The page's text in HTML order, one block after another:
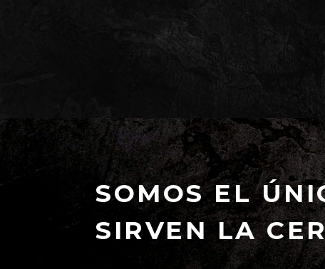
SOMOS EL
SIRVEN LA